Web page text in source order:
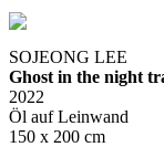
SOJEONG LEE
Ghost in the night
2022
Öl auf Leinwand
150 x 200 cm